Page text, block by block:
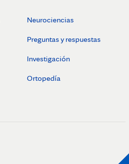
Neurociencias
Preguntas y respuestas
Investigación
Ortopedía